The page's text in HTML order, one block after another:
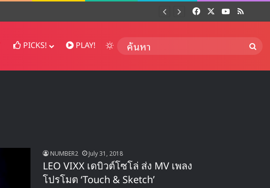
FacebookYouTube
RSS
PICKS! PLAY! Switch skin
NUMBER2 July 31, 2018
LEO VIXX เดบิวต์โซโล่ ส่ง MV เพลง
โปรโมต ‘Touch & Sketch’